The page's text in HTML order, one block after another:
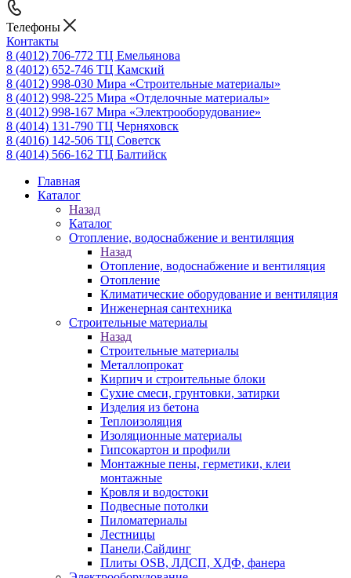
Телефоны
Контакты
8 (4012) 706-772 ТЦ Емельянова
8 (4012) 652-746 ТЦ Камский
8 (4012) 998-030 Мира «Строительные материалы»
8 (4012) 998-225 Мира «Отделочные материалы»
8 (4012) 998-167 Мира «Электрооборудование»
8 (4014) 131-790 ТЦ Черняховск
8 (4016) 142-506 ТЦ Советск
8 (4014) 566-162 ТЦ Балтийск
Главная
Каталог
Назад
Каталог
Отопление, водоснабжение и вентиляция
Назад
Отопление, водоснабжение и вентиляция
Отопление
Климатические оборудование и вентиляция
Инженерная сантехника
Строительные материалы
Назад
Строительные материалы
Металлопрокат
Кирпич и строительные блоки
Сухие смеси, грунтовки, затирки
Изделия из бетона
Теплоизоляция
Изоляционные материалы
Гипсокартон и профили
Монтажные пены, герметики, клеи
монтажные
Кровля и водостоки
Подвесные потолки
Пиломатериалы
Лестницы
Панели,Сайдинг
Плиты OSB, ЛДСП, ХДФ, фанера